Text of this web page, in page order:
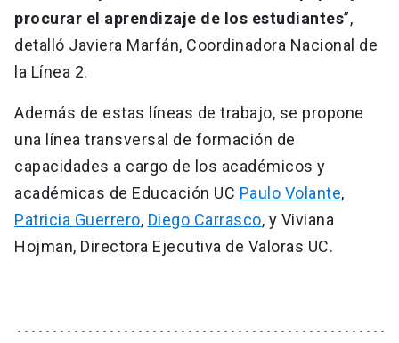
procurar el aprendizaje de los estudiantes”,
detalló Javiera Marfán, Coordinadora Nacional de
la Línea 2.
Además de estas líneas de trabajo, se propone
una línea transversal de formación de
capacidades a cargo de los académicos y
académicas de Educación UC Paulo Volante,
Patricia Guerrero, Diego Carrasco, y Viviana
Hojman, Directora Ejecutiva de Valoras UC.